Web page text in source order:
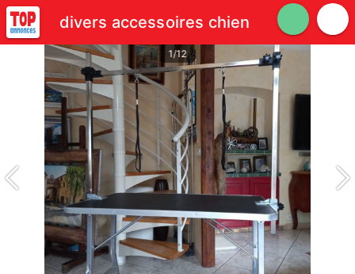
divers accessoires chien
1/12